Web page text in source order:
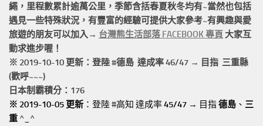
繩， 里程數累計逾萬公里 ，季節含括春夏秋冬均有~當然也包括
遇見一些特殊狀況，有豐富的經驗可提供大家參考~有興趣與愛
旅遊的朋友可以加入→ 台灣熊生活部落 FACEBOOK 專頁 大家互
動求進步喔！
※ 2019-10-10 更新：登陸 #德島 達成率 46/47 → 目指 三重縣
(歡呼~~~)
日本制霸積分：176
※ 2019-10-05 更新 ：登陸 #高知 達成率45/47 → 目指德島 、 三
重 ^_^